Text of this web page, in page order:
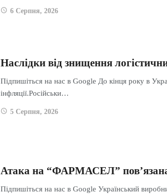
6 Серпня, 2026
Наслідки від знищення
Підпишіться на нас в Google До кінця року в
інфляції.Російськи…
5 Серпня, 2026
Атака на “ФАРМАСЕЛ”
Підпишіться на нас в Google Український